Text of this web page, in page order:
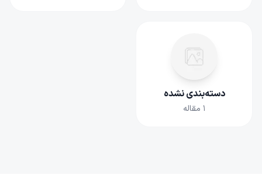
دسته‌بندی نشده
۱ مقاله